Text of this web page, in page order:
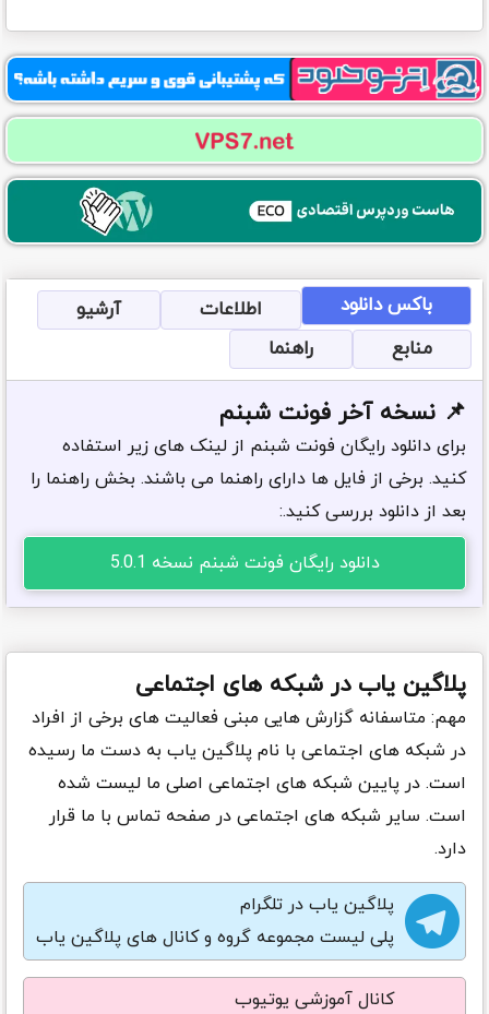
باکس دانلود اطلاعات
آرشیو
منابع
راهنما
📌 نسخه آخر فونت شبنم
برای دانلود رایگان فونت شبنم از لینک های زیر استفاده
کنید. برخی از فایل ها دارای راهنما می باشند. بخش راهنما را
بعد از دانلود بررسی کنید.:
دانلود رایگان فونت شبنم نسخه 5.0.1
پلاگین یاب در شبکه های اجتماعی
مهم: متاسفانه گزارش هایی مبنی فعالیت های برخی از افراد
در شبکه های اجتماعی با نام پلاگین یاب به دست ما رسیده
است. در پایین شبکه های اجتماعی اصلی ما لیست شده
است. سایر شبکه های اجتماعی در صفحه تماس با ما قرار
دارد.
پلاگین یاب در تلگرام
پلی لیست مجموعه گروه و کانال های پلاگین یاب
کانال آموزشی یوتیوب